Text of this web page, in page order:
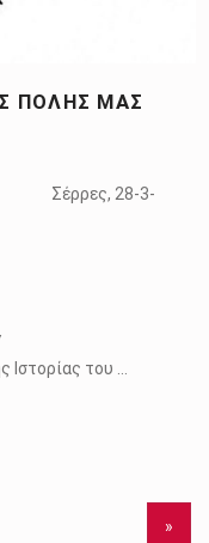
ΠΟΛΗΣ ΜΑΣ
28-3-
του …
»